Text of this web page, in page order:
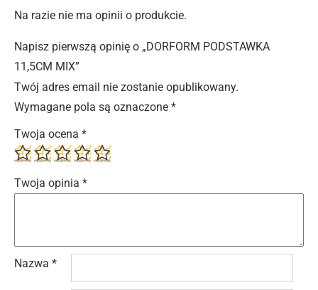
Na razie nie ma opinii o produkcie.
Napisz pierwszą opinię o „DORFORM PODSTAWKA
11,5CM MIX”
Twój adres email nie zostanie opublikowany.
Wymagane pola są oznaczone *
Twoja ocena *
Twoja opinia *
Nazwa *